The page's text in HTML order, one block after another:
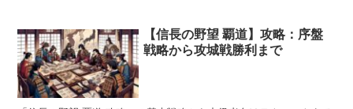
【信長の野望 覇道】攻略：序盤
戦略から攻城戦勝利まで